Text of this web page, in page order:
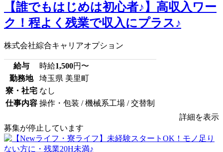
【誰でもはじめは初心者♪】高収入ワー
ク！程よく残業で収入にプラス♪
株式会社綜合キャリアオプション
給与 時給1,500円〜
勤務地
埼玉県 美里町
寮・社宅 なし
仕事内容 操作・包装 / 機械系工場 / 交替制
詳細を表示
募集が停止しています